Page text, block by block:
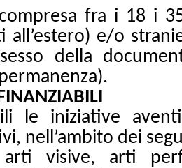
fra i 18 i
all’estero) e/o
della
le iniziative
nell’ambito dei
visive, arti